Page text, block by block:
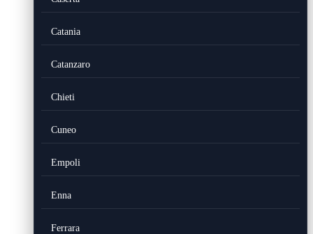
Catania
Catanzaro
Chieti
Cuneo
Empoli
Enna
Ferrara